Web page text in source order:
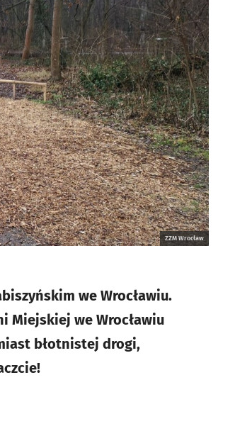
ZZM Wrocław
we Wrocławiu.
Miejskiej we Wrocławiu
błotnistej drogi,